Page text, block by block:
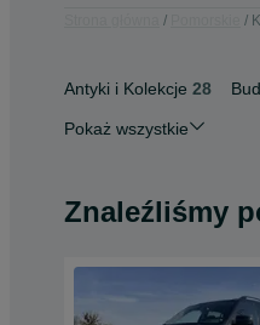
Antyki i Kolekcje 28
Pokaż wszystkie
Znaleźliśmy